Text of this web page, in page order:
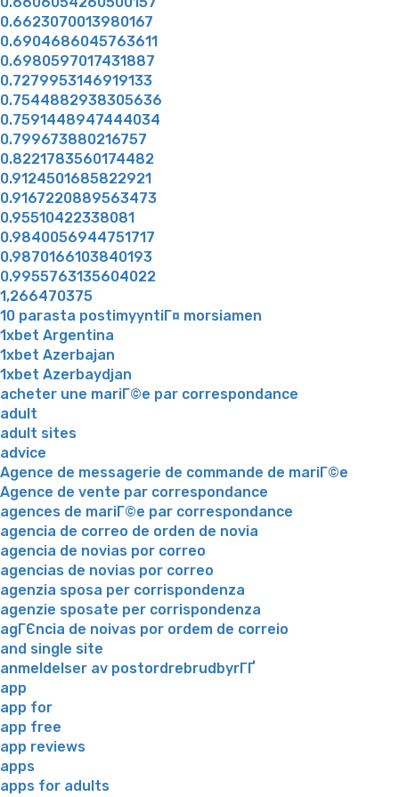
0.6623070013980167
0.6904686045763611
0.6980597017431887
0.7279953146919133
0.7544882938305636
0.7591448947444034
0.799673880216757
0.8221783560174482
0.9124501685822921
0.9167220889563473
0.95510422338081
0.9840056944751717
0.9870166103840193
0.9955763135604022
1,266470375
10 parasta postimyyntiГ¤ morsiamen
1xbet Argentina
1xbet Azerbajan
1xbet Azerbaydjan
acheter une mariГ©e par correspondance
adult
adult sites
advice
Agence de messagerie de commande de mariГ©e
Agence de vente par correspondance
agences de mariГ©e par correspondance
agencia de correo de orden de novia
agencia de novias por correo
agencias de novias por correo
agenzia sposa per corrispondenza
agenzie sposate per corrispondenza
agГЄncia de noivas por ordem de correio
and single site
anmeldelser av postordrebrudbyrГҐ
app
app for
app free
app reviews
apps
apps for adults